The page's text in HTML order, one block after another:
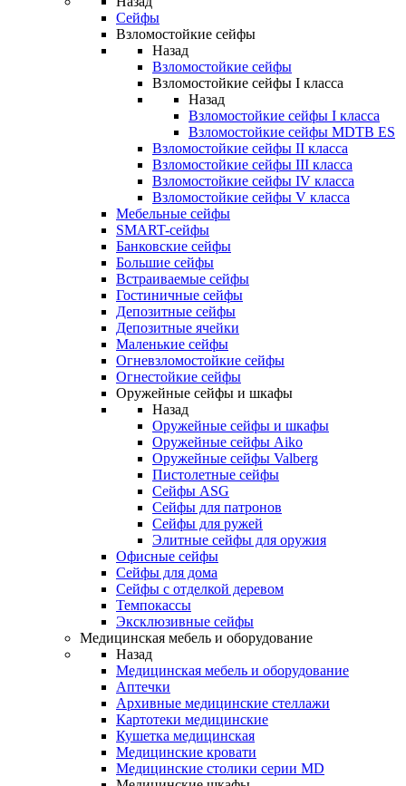
Сейфы
Взломостойкие сейфы
Назад
Взломостойкие сейфы
Взломостойкие сейфы I класса
Назад
Взломостойкие сейфы I класса
Взломостойкие сейфы MDTB ES
Взломостойкие сейфы II класса
Взломостойкие сейфы III класса
Взломостойкие сейфы IV класса
Взломостойкие сейфы V класса
Мебельные сейфы
SMART-сейфы
Банковские сейфы
Большие сейфы
Встраиваемые сейфы
Гостиничные сейфы
Депозитные сейфы
Депозитные ячейки
Маленькие сейфы
Огневзломостойкие сейфы
Огнестойкие сейфы
Оружейные сейфы и шкафы
Назад
Оружейные сейфы и шкафы
Оружейные сейфы Aiko
Оружейные сейфы Valberg
Пистолетные сейфы
Сейфы ASG
Сейфы для патронов
Сейфы для ружей
Элитные сейфы для оружия
Офисные сейфы
Сейфы для дома
Сейфы с отделкой деревом
Темпокассы
Эксклюзивные сейфы
Медицинская мебель и оборудование
Назад
Медицинская мебель и оборудование
Аптечки
Архивные медицинские стеллажи
Картотеки медицинские
Кушетка медицинская
Медицинские кровати
Медицинские столики серии MD